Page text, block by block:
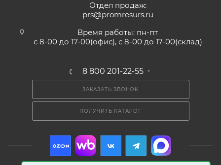
Отдел продаж:
prs@promresurs.ru
Время работы: пн-пт
с 8-00 до 17-00(офис), с 8-00 до 17-00(склад)
8 800 201-22-55
ЗАКАЗАТЬ ЗВОНОК
ПОЛУЧИТЬ КАТАЛОГ